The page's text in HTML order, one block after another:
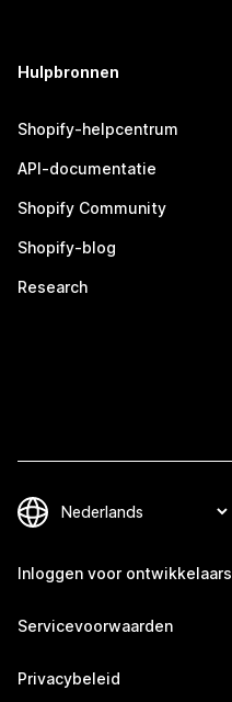
Hulpbronnen
Shopify-helpcentrum
API-documentatie
Shopify Community
Shopify-blog
Research
Inloggen voor ontwikkelaars
Servicevoorwaarden
Privacybeleid